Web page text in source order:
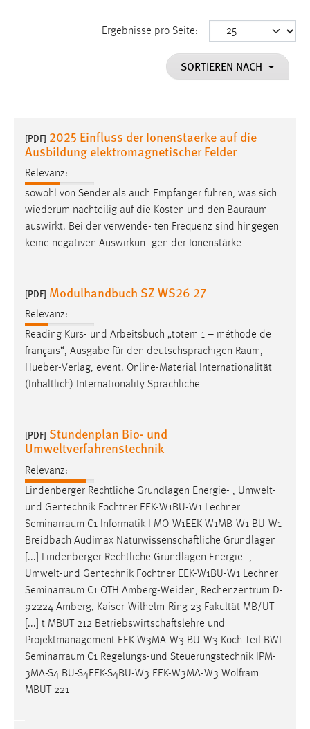
Ergebnisse pro Seite:
SORTIEREN NACH
[PDF] 2025 Einfluss der Ionenstaerke auf die
Ausbildung elektromagnetischer Felder
Relevanz:
sowohl von Sender als auch Empfänger führen, was sich
wiederum nachteilig auf die Kosten und den Bauraum
auswirkt. Bei der verwende- ten Frequenz sind hingegen
keine negativen Auswirkun- gen der Ionenstärke
[PDF] Modulhandbuch SZ WS26 27
Relevanz:
Reading Kurs- und Arbeitsbuch „totem 1 – méthode de
français“, Ausgabe für den deutschsprachigen Raum,
Hueber-Verlag, event. Online-Material Internationalität
(Inhaltlich) Internationality Sprachliche
[PDF] Stundenplan Bio- und
Umweltverfahrenstechnik
Relevanz:
Lindenberger Rechtliche Grundlagen Energie- , Umwelt-
und Gentechnik Fochtner EEK-W1BU-W1 Lechner
Seminarraum C1 Informatik I MO-W1EEK-W1MB-W1 BU-W1
Breidbach Audimax Naturwissenschaftliche Grundlagen
[...] Lindenberger Rechtliche Grundlagen Energie- ,
Umwelt-und Gentechnik Fochtner EEK-W1BU-W1 Lechner
Seminarraum C1 OTH Amberg-Weiden, Rechenzentrum D-
92224 Amberg, Kaiser-Wilhelm-Ring 23 Fakultät MB/UT
[...] t MBUT 212 Betriebswirtschaftslehre und
Projektmanagement EEK-W3MA-W3 BU-W3 Koch Teil BWL
Seminarraum C1 Regelungs-und Steuerungstechnik IPM-
3MA-S4 BU-S4EEK-S4BU-W3 EEK-W3MA-W3 Wolfram
MBUT 221
Dieser Cookie speichert die ausgewählten Einverständnis-
Performance
Name:
staticfilecache
Zweck:
Für performante Seitenauslieferung wird in diesem Cookie
gespeichert, ob man eingeloggt ist.
Name:
Zweck:
Das Cookie speichert die gewählte Sprache der Website.
Cookie Laufzeit:
30 Tage
Chat
MibewSessionID, MIBEW_UserID, mibew_locale, mibew-
chat-frame-style-5e9dbeb1811c0446
Zweck:
Wird benötigt um die Chatfunktion nutzen zu können.
Cookie Laufzeit:
MibewSessionID, mibew-chat-frame-style-
5e9dbeb1811c0446 = Sitzungslaufzeit, mibew_locale = 3
Login
Name: